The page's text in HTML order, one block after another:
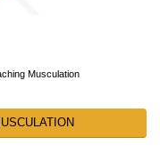
Musculation